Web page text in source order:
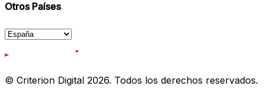
Otros Países
© Criterion Digital 2026. Todos los derechos reservados.